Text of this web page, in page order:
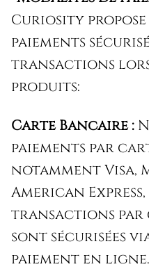
Curiosity propose
paiements
transactions lors
produits:
Carte Bancaire :
paiements par
notamment Visa,
American Express,
transactions par
sont sécurisées
paiement en ligne.